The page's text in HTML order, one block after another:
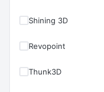
Shining 3D
Revopoint
Thunk3D